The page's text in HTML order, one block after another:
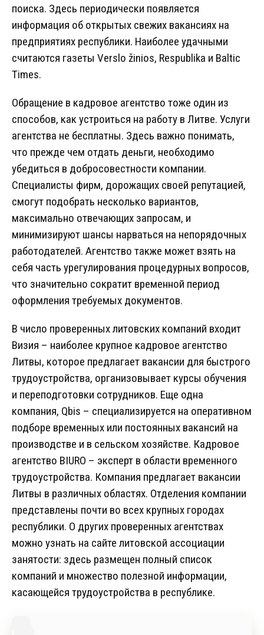
поиска. Здесь периодически появляется
информация об открытых свежих вакансиях на
предприятиях республики. Наиболее удачными
считаются газеты Verslo žinios, Respublika и Baltic
Times.
Обращение в кадровое агентство тоже один из
способов, как устроиться на работу в Литве. Услуги
агентства не бесплатны. Здесь важно понимать,
что прежде чем отдать деньги, необходимо
убедиться в добросовестности компании.
Специалисты фирм, дорожащих своей репутацией,
смогут подобрать несколько вариантов,
максимально отвечающих запросам, и
минимизируют шансы нарваться на непорядочных
работодателей. Агентство также может взять на
себя часть урегулирования процедурных вопросов,
что значительно сократит временной период
оформления требуемых документов.
В число проверенных литовских компаний входит
Визия – наиболее крупное кадровое агентство
Литвы, которое предлагает вакансии для быстрого
трудоустройства, организовывает курсы обучения
и переподготовки сотрудников. Еще одна
компания, Qbis – специализируется на оперативном
подборе временных или постоянных вакансий на
производстве и в сельском хозяйстве. Кадровое
агентство BIURO – эксперт в области временного
трудоустройства. Компания предлагает вакансии
Литвы в различных областях. Отделения компании
представлены почти во всех крупных городах
республики. О других проверенных агентствах
можно узнать на сайте литовской ассоциации
занятости: здесь размещен полный список
компаний и множество полезной информации,
касающейся трудоустройства в республике.